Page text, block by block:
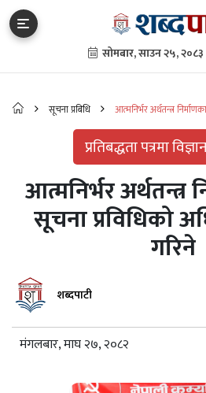
सूचना प्रबिधि
आत्मनिर्भर अर्थतन्त्र
प्रतिबद्धता पत्रमा
आत्मनिर्भर अर्थतन्त्र
सूचना प्रविधिको
गरिने
शब्दपाटी
मंगलबार, माघ २७, २०८२